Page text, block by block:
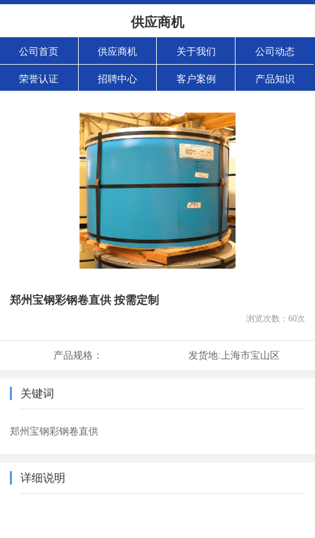
供应商机
公司首页 供应商机 关于我们 公司动态
荣誉认证 招聘中心 客户案例 产品知识
郑州宝钢彩钢卷直供 按需定制
浏览次数： 60次
产品规格： 发货地: 上海市宝山区
关键词
郑州宝钢彩钢卷直供
详细说明